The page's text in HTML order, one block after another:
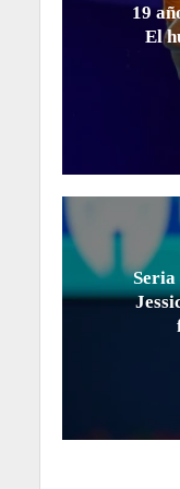
19
El
Seria